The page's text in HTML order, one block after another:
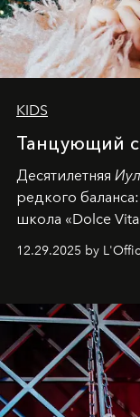
KIDS
Танцующий
Десятилетняя
редкого
школа «Dolce
балетная
танцевального
12.29.2025 by